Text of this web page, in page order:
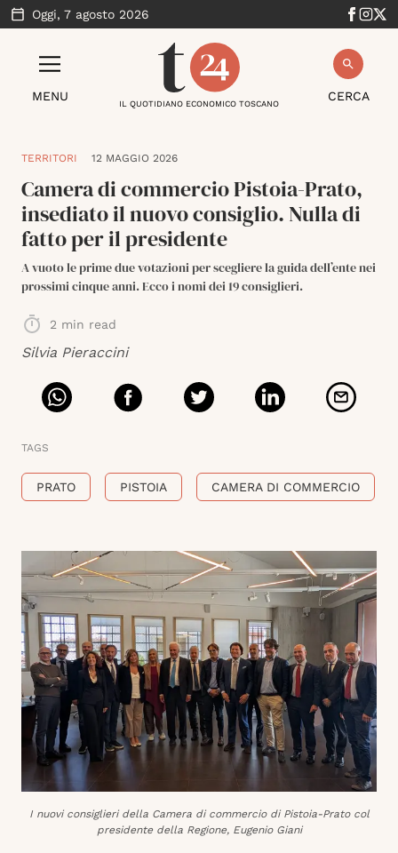
Oggi, 7 agosto 2026
MENU CERCA
IL QUOTIDIANO ECONOMICO TOSCANO
TERRITORI 12 MAGGIO 2026
Camera di commercio Pistoia-Prato,
insediato il nuovo consiglio. Nulla di
fatto per il presidente
A vuoto le prime due votazioni per scegliere la guida dell’ente nei
prossimi cinque anni. Ecco i nomi dei 19 consiglieri.
2 min read
Silvia Pieraccini
TAGS
PRATO PISTOIA CAMERA DI COMMERCIO
I nuovi consiglieri della Camera di commercio di Pistoia-Prato col
presidente della Regione, Eugenio Giani